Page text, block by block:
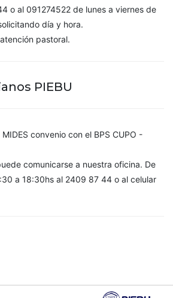
o al 091274522 de lunes a viernes de
día y hora.
pastoral.
PIEBU
convenio con el BPS CUPO -
comunicarse a nuestra oficina. De
a 18:30hs al 2409 87 44 o al celular